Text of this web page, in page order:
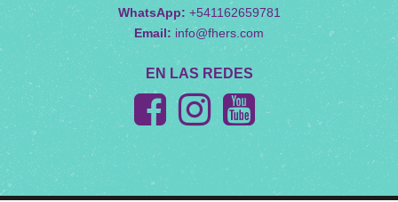
WhatsApp: +541162659781
Email: info@fhers.com
EN LAS REDES